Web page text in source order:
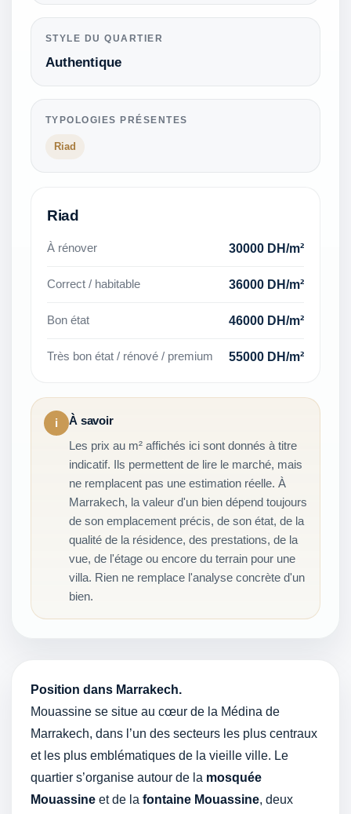
STYLE DU QUARTIER
Authentique
TYPOLOGIES PRÉSENTES
Riad
Riad
À rénover 30000 DH/m²
Correct / habitable 36000 DH/m²
Bon état 46000 DH/m²
Très bon état / rénové / premium 55000 DH/m²
i À savoir
Les prix au m² affichés ici sont donnés à titre
indicatif. Ils permettent de lire le marché, mais
ne remplacent pas une estimation réelle. À
Marrakech, la valeur d'un bien dépend toujours
de son emplacement précis, de son état, de la
qualité de la résidence, des prestations, de la
vue, de l'étage ou encore du terrain pour une
villa. Rien ne remplace l'analyse concrète d'un
bien.
Position dans Marrakech.
Mouassine se situe au cœur de la Médina de
Marrakech, dans l’un des secteurs les plus centraux
et les plus emblématiques de la vieille ville. Le
quartier s’organise autour de la mosquée
Mouassine et de la fontaine Mouassine, deux